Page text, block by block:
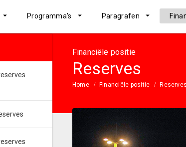
Programma's Paragrafen
Financiële positie
Reserves
Home Financiële positie Reserves